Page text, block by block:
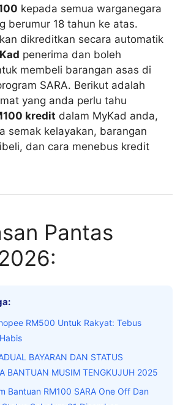
kepada semua warganegara
berumur 18 tahun ke atas.
dikreditkan secara automatik
penerima dan boleh
membeli barangan asas di
SARA. Berikut adalah
yang anda perlu tahu
kredit dalam MyKad anda,
semak kelayakan, barangan
dan cara menebus kredit
Pantas
RM500 Untuk Rakyat: Tebus
BAYARAN DAN STATUS
BANTUAN MUSIM TENGKUJUH 2025
Bantuan RM100 SARA One Off Dan